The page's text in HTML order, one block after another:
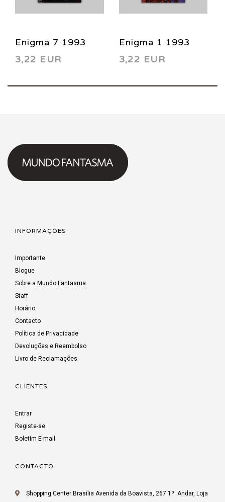
Enigma 7 1993
3,22 EUR
Enigma 1 1993
3,22 EUR
INFORMAÇÕES
Importante
Blogue
Sobre a Mundo Fantasma
Staff
Horário
Contacto
Política de Privacidade
Devoluções e Reembolso
Livro de Reclamações
CLIENTES
Entrar
Registe-se
Boletim E-mail
CONTACTO
Shopping Center Brasília Avenida da Boavista, 267 1º. Andar, Loja